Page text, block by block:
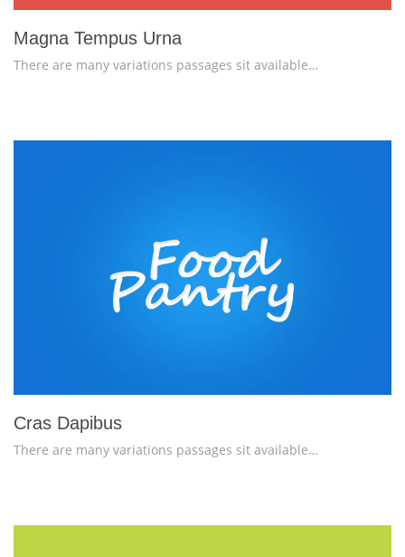
Magna Tempus Urna
There are many variations passages sit available…
Cras Dapibus
There are many variations passages sit available…